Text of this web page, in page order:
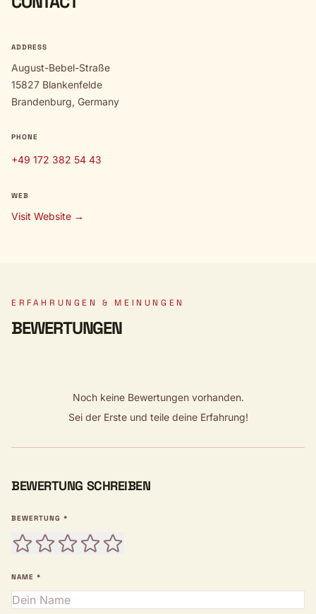
ADDRESS
August-Bebel-Straße
15827 Blankenfelde
Brandenburg, Germany
PHONE
+49 172 382 54 43
WEB
Visit Website →
ERFAHRUNGEN & MEINUNGEN
BEWERTUNGEN
Noch keine Bewertungen vorhanden.
Sei der Erste und teile deine Erfahrung!
BEWERTUNG SCHREIBEN
BEWERTUNG *
NAME *